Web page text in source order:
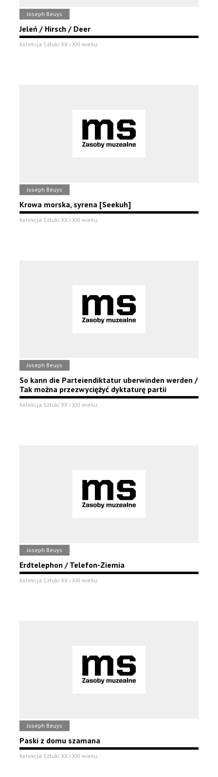
Joseph Beuys
Jeleń / Hirsch / Deer
Kolekcja Sztuki XX i XXI wieku
Joseph Beuys
Krowa morska, syrena [Seekuh]
Kolekcja Sztuki XX i XXI wieku
Joseph Beuys
So kann die Parteiendiktatur uberwinden werden /
Tak można przezwyciężyć dyktaturę partii
Kolekcja Sztuki XX i XXI wieku
Joseph Beuys
Erdtelephon / Telefon-Ziemia
Kolekcja Sztuki XX i XXI wieku
Joseph Beuys
Paski z domu szamana
Kolekcja Sztuki XX i XXI wieku